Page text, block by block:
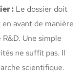
: Le dossier doit
avant de manière
Une simple
ne suffit pas. Il
scientifique.